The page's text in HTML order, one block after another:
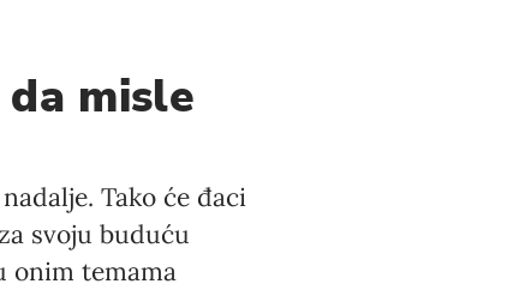
misle
Tako će đaci
svoju buduću
onim temama